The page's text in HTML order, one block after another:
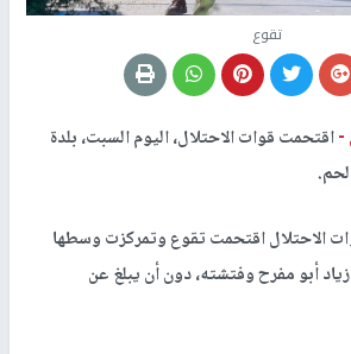
تقوع
-اقتحمت قوات الاحتلال، اليوم السبت، بلدة
الاحتلال اقتحمت تقوع وتمركزت وسطها
أبو مفرح وفتشته، دون أن يبلغ عن